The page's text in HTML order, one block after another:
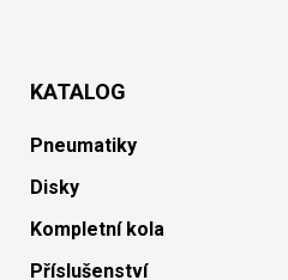
KATALOG
Pneumatiky
Disky
Kompletní kola
Příslušenství